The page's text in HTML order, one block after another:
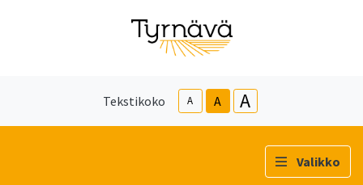
Tekstikoko A A A
Valikko